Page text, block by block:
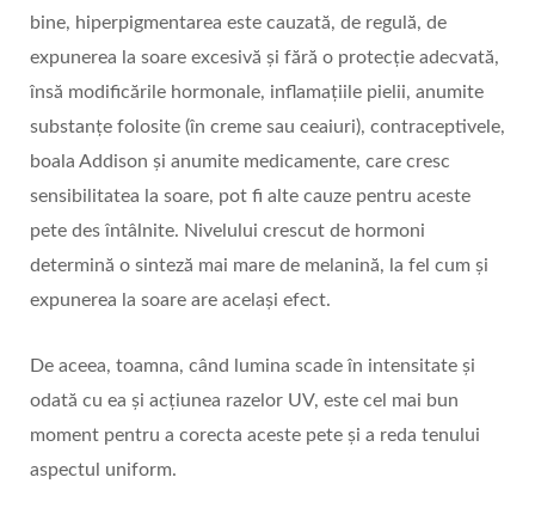
bine, hiperpigmentarea este cauzată, de regulă, de
expunerea la soare excesivă și fără o protecție adecvată,
însă modificările hormonale, inflamațiile pielii, anumite
substanțe folosite (în creme sau ceaiuri), contraceptivele,
boala Addison și anumite medicamente, care cresc
sensibilitatea la soare, pot fi alte cauze pentru aceste
pete des întâlnite. Nivelului crescut de hormoni
determină o sinteză mai mare de melanină, la fel cum și
expunerea la soare are același efect.
De aceea, toamna, când lumina scade în intensitate și
odată cu ea și acțiunea razelor UV, este cel mai bun
moment pentru a corecta aceste pete și a reda tenului
aspectul uniform.